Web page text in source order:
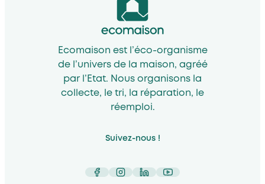
Ecomaison est l’éco-organisme
de l’univers de la maison, agréé
par l’Etat. Nous organisons la
collecte, le tri, la réparation, le
réemploi.
Suivez-nous !
Facebook
Instagram
LinkedIn
YouTube